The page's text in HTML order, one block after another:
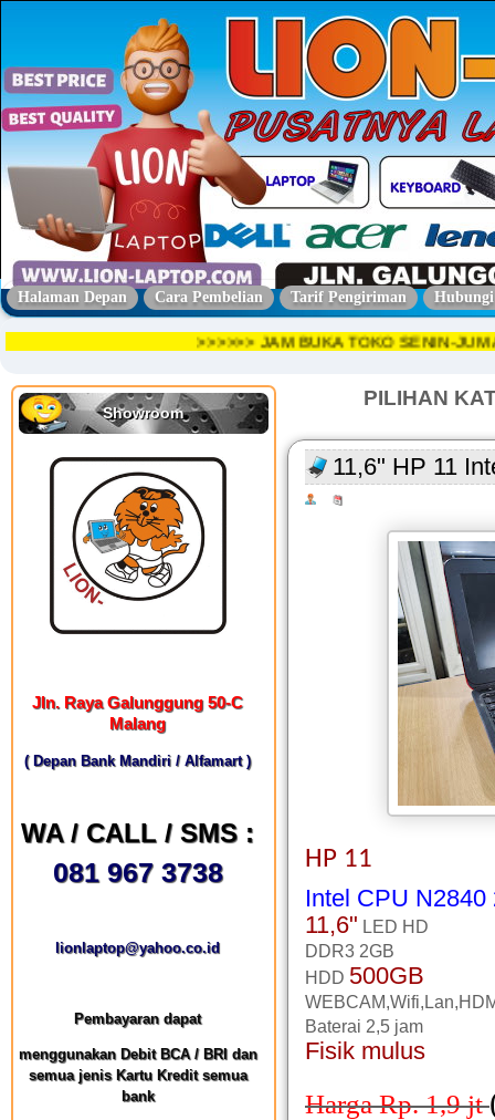
Halaman Depan Cara Pembelian Tarif Pengiriman
>>>>>> JAM BUKA TOKO
Showroom
Jln. Raya Galunggung 50-C
Malang
( Depan Bank Mandiri / Alfamart )
WA / CALL / SMS :
081 967 3738
lionlaptop@yahoo.co.id
Pembayaran dapat
menggunakan Debit BCA / BRI dan
semua jenis Kartu Kredit semua
bank
PILIHAN
11,6" HP 11
HP 11
Intel CPU N2840
11,6" LED HD
DDR3 2GB
HDD 500GB
Baterai 2,5 jam
Fisik mulus
Harga Rp. 1,9 jt